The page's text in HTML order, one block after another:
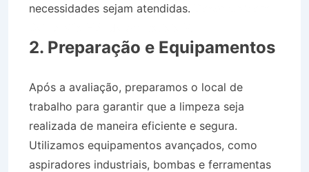
necessidades sejam atendidas.
2. Preparação e Equipamentos
Após a avaliação, preparamos o local de
trabalho para garantir que a limpeza seja
realizada de maneira eficiente e segura.
Utilizamos equipamentos avançados, como
aspiradores industriais, bombas e ferramentas